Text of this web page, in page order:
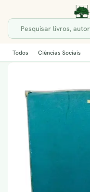
Todos Ciências Sociais